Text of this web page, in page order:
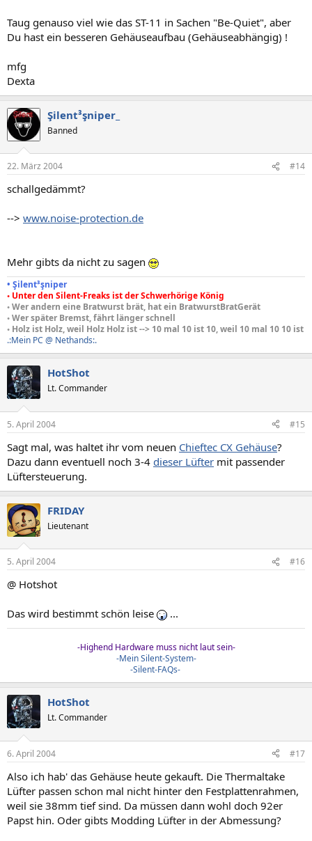
Taug genauso viel wie das ST-11 in Sachen "Be-Quiet", aber
Du hast ein besseren Gehäuseaufbau (Gehäuseabhängig) !
mfg
Dexta
Şilent³şniper_
Banned
22. März 2004 #14
schallgedämmt?
--> www.noise-protection.de
Mehr gibts da nicht zu sagen
• Şilent³şniper
◦ Unter den Silent-Freaks ist der Schwerhörige König
◦ Wer andern eine Bratwurst brät, hat ein BratwurstBratGerät
◦ Wer später Bremst, fährt länger schnell
◦ Holz ist Holz, weil Holz Holz ist --> 10 mal 10 ist 10, weil 10 mal 10 10 ist
.:Mein PC @ Nethands:.
HotShot
Lt. Commander
5. April 2004 #15
Sagt mal, was haltet ihr vom neuen Chieftec CX Gehäuse?
Dazu dann eventuell noch 3-4 dieser Lüfter mit passender
Lüftersteuerung.
FRIDAY
Lieutenant
5. April 2004 #16
@ Hotshot
Das wird bestimmt schön leise ...
-Highend Hardware muss nicht laut sein-
-Mein Silent-System-
-Silent-FAQs-
HotShot
Lt. Commander
6. April 2004 #17
Also ich hab' das Gehäuse heute gekauft. Die Thermaltake
Lüfter passen schon mal nicht hinter den Festplattenrahmen,
weil sie 38mm tief sind. Da müssen dann wohl doch 92er
Papst hin. Oder gibts Modding Lüfter in der Abmessung?